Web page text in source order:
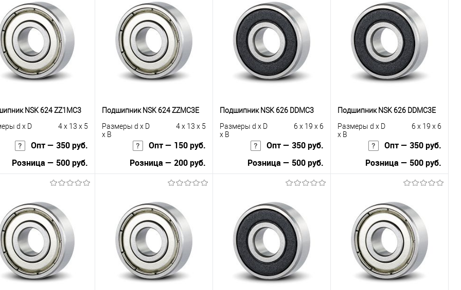
Купить в 1
К
сравнению
избранное
Под заказ
Купить в 1
К
сравнению
В избранное
Под заказ
Купить в 1
К
сравнению
В избранное
Под заказ
NSK 624 ZZ1MC3
d x D
4 x 13 x 5
Опт — 350 руб.
Розница — 500 руб.
Купить в 1
К
сравнению
избранное
Под заказ
Подшипник NSK 624 ZZMC3E
Размеры d x D
x B
4 x 13 x 5
Опт — 150 руб.
Розница — 200 руб.
Купить в 1
К
сравнению
В избранное
Под заказ
Подшипник NSK 626 DDMC3
Размеры d x D
x B
6 x 19 x 6
Опт — 350 руб.
Розница — 500 руб.
Купить в 1
К
сравнению
В избранное
Под заказ
Подшипник NSK 626 DDMC3E
Размеры d x D
x B
6 x 19 x 6
Опт — 350 руб.
Розница — 500 руб.
Купить в 1
К
сравнению
В избранное
Под заказ